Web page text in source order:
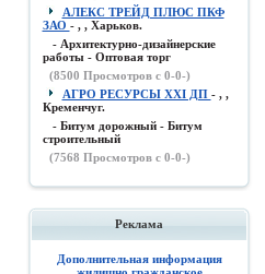
АЛЕКС ТРЕЙД ПЛЮС ПКФ
ЗАО - , , Харьков.
- Архитектурно-дизайнерские
работы - Оптовая торг
(8500 Просмотров с 0-0-)
АГРО РЕСУРСЫ XXI ДП - , ,
Кременчуг.
- Битум дорожный - Битум
строительный
(7568 Просмотров с 0-0-)
Реклама
Дополнительная информация